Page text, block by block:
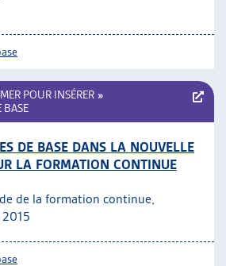
POUR INSÉRER »
BASE
DE BASE DANS LA NOUVELLE
LA FORMATION CONTINUE
de la formation continue,